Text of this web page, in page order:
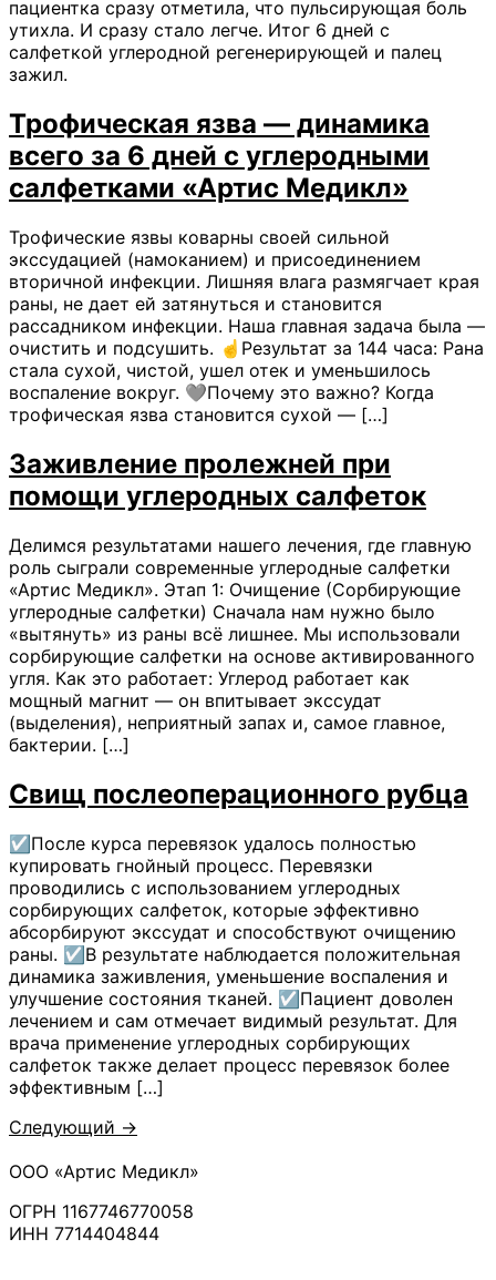
пациентка сразу отметила, что пульсирующая боль
утихла. И сразу стало легче. Итог 6 дней с
салфеткой углеродной регенерирующей и палец
зажил.
Трофическая язва — динамика
всего за 6 дней с углеродными
салфетками «Артис Медикл»
Трофические язвы коварны своей сильной
экссудацией (намоканием) и присоединением
вторичной инфекции. Лишняя влага размягчает края
раны, не дает ей затянуться и становится
рассадником инфекции. Наша главная задача была —
очистить и подсушить. ☝️Результат за 144 часа: Рана
стала сухой, чистой, ушел отек и уменьшилось
воспаление вокруг. 🩶Почему это важно? Когда
трофическая язва становится сухой — […]
Заживление пролежней при
помощи углеродных салфеток
Делимся результатами нашего лечения, где главную
роль сыграли современные углеродные салфетки
«Артис Медикл». Этап 1: Очищение (Сорбирующие
углеродные салфетки) Сначала нам нужно было
«вытянуть» из раны всё лишнее. Мы использовали
сорбирующие салфетки на основе активированного
угля. Как это работает: Углерод работает как
мощный магнит — он впитывает экссудат
(выделения), неприятный запах и, самое главное,
бактерии. […]
Свищ послеоперационного рубца
☑️После курса перевязок удалось полностью
купировать гнойный процесс. Перевязки
проводились с использованием углеродных
сорбирующих салфеток, которые эффективно
абсорбируют экссудат и способствуют очищению
раны. ☑️В результате наблюдается положительная
динамика заживления, уменьшение воспаления и
улучшение состояния тканей. ☑️Пациент доволен
лечением и сам отмечает видимый результат. Для
врача применение углеродных сорбирующих
салфеток также делает процесс перевязок более
эффективным […]
Следующий →
ООО «Артис Медикл»
ОГРН 1167746770058
ИНН 7714404844